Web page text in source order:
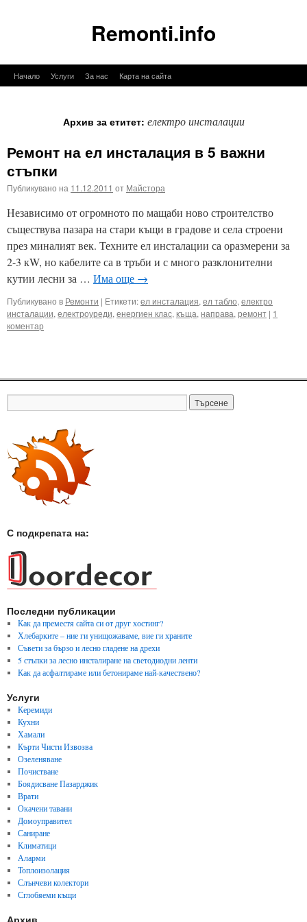
Remonti.info
КъмНачало Услуги За нас Карта на сайта
Архив за етитет: електро инсталации
Ремонт на ел инсталация в 5 важни
стъпки
Публикувано на 11.12.2011 от Майстора
Независимо от огромното по мащаби ново строителство
съществува пазара на стари къщи в градове и села строени
през миналият век. Техните ел инсталации са оразмерени за
2-3 кW, но кабелите са в тръби и с много разклонителни
кутии лесни за … Има още →
Публикувано в Ремонти | Етикети:ел инсталация, ел табло, електро
инсталации, електроуреди, енергиен клас, къща, направа, ремонт | 1
коментар
С подкрепата на:
Последни публикации
Как да преместя сайта си от друг хостинг?
Хлебарките – ние ги унищожаваме, вие ги храните
Съвети за бързо и лесно гладене на дрехи
5 стъпки за лесно инсталиране на светодиодни ленти
Как да асфалтираме или бетонираме най-качествено?
Услуги
Керемиди
Кухни
Хамали
Кърти Чисти Извозва
Озеленяване
Почистване
Боядисване Пазарджик
Врати
Окачени тавани
Домоуправител
Саниране
Климатици
Аларми
Топлоизолация
Слънчеви колектори
Сглобяеми къщи
Архив